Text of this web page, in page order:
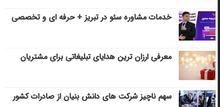
خدمات مشاوره سئو در تبریز + حرفه ای و تخصصی
معرفی ارزان ترین هدایای تبلیغاتی برای مشتریان
سهم ناچیز شرکت های دانش بنیان از صادرات کشور